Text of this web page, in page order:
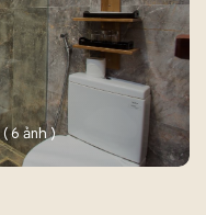
6 ảnh )